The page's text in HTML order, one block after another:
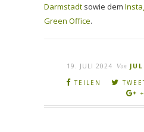
Darmstadt sowie dem
Green Office.
19. JULI 2024 Von
TEILEN